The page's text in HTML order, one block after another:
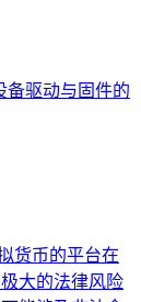
备驱动与固件的
货币的平台在
大的法律风险